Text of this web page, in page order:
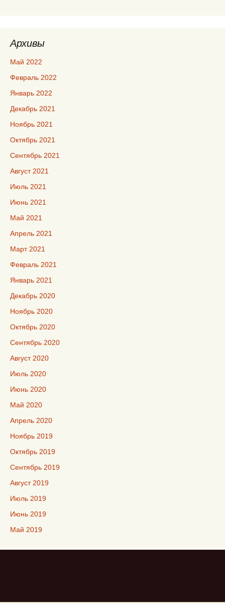
Архивы
Май 2022
Февраль 2022
Январь 2022
Декабрь 2021
Ноябрь 2021
Октябрь 2021
Сентябрь 2021
Август 2021
Июль 2021
Июнь 2021
Май 2021
Апрель 2021
Март 2021
Февраль 2021
Январь 2021
Декабрь 2020
Ноябрь 2020
Октябрь 2020
Сентябрь 2020
Август 2020
Июль 2020
Июнь 2020
Май 2020
Апрель 2020
Ноябрь 2019
Октябрь 2019
Сентябрь 2019
Август 2019
Июль 2019
Июнь 2019
Май 2019